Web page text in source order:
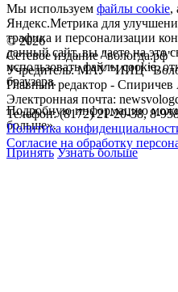
©2026
Сетевое издание "вологда.рф"
Учредитель: МАУ "ИИЦ
Главный редактор -
Электронная почта:
Телефон: (8172) 21-20-38, 8-
Политика
Согласие на обработку
Мы используем файлы cookie,
Яндекс.Метрика для
трафика и персонализации
данный сайт, вы даете на это
использовать файлы cookie,
браузера.
Подробную информацию
больше».
Принять Узнать больше